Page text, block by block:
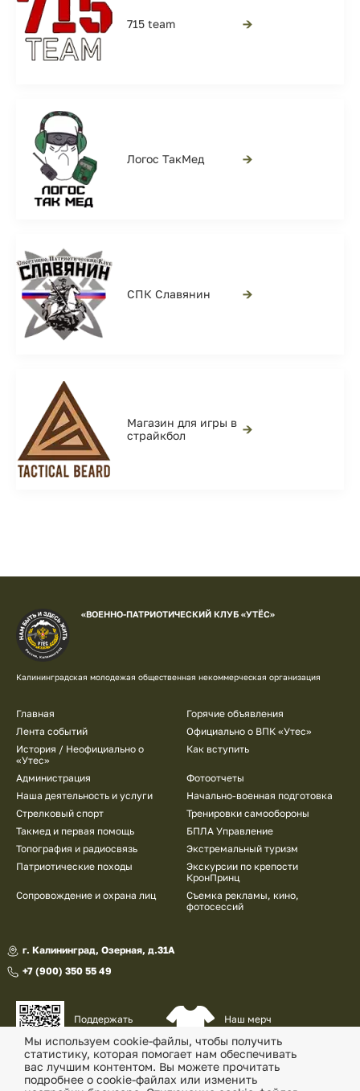
715 team →
Логос ТакМед →
СПК Славянин →
Магазин для игры в
страйкбол
→
«ВОЕННО-ПАТРИОТИЧЕСКИЙ КЛУБ «УТЁС»
Калининградская молодежая общественная некоммерческая организация
Главная
Горячие объявления
Лента событий
Официально о ВПК «Утес»
История / Неофициально о
«Утес»
Как вступить
Администрация
Фотоотчеты
Наша деятельность и услуги
Начально-военная подготовка
Стрелковый спорт
Тренировки самообороны
Такмед и первая помощь
БПЛА Управление
Топография и радиосвязь
Экстремальный туризм
Патриотические походы
Экскурсии по крепости
КронПринц
Сопровождение и охрана лиц
Съемка рекламы, кино,
фотосессий
г. Калининград, Озерная, д.31А
+7 (900) 350 55 49
Поддержать
наш проект
Наш мерч
и сувениры
© «Военно-патриотический клуб «Утес» , 2026
Политика конфиденциальности
Мы используем cookie-файлы, чтобы получить
статистику, которая помогает нам обеспечивать
вас лучшим контентом. Вы можете прочитать
подробнее о cookie-файлах или изменить